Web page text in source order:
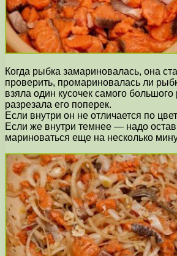
Когда рыбка замариновалась, она
проверить, промариновалась ли
взяла один кусочек самого большого
разрезала его поперек.
Если внутри он не отличается по
Если же внутри темнее — надо
мариноваться еще на несколько